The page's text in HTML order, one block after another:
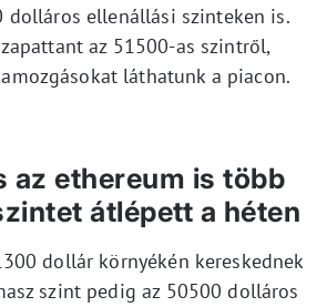
dolláros ellenállási szinteken is.
az 51500-as szintről,
láthatunk a piacon.
az ethereum is több
átlépett a héten
dollár környékén kereskednek
szint pedig az 50500 dolláros